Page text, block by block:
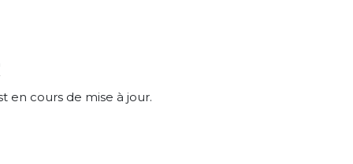
en cours de mise à jour.